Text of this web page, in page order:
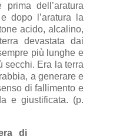
dell’aratura
dopo l’aratura la
acido, alcalino,
devastata dai
più lunghe e
secchi. Era la terra
a generare e
di fallimento e
e giustificata. (p.
di